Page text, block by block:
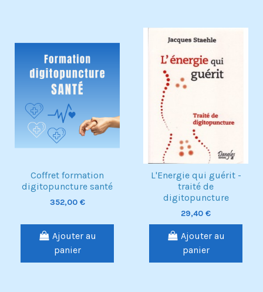
Coffret formation
digitopuncture santé
352,00 €
Ajouter au
panier
L'Energie qui guérit -
traité de
digitopuncture
29,40 €
Ajouter au
panier